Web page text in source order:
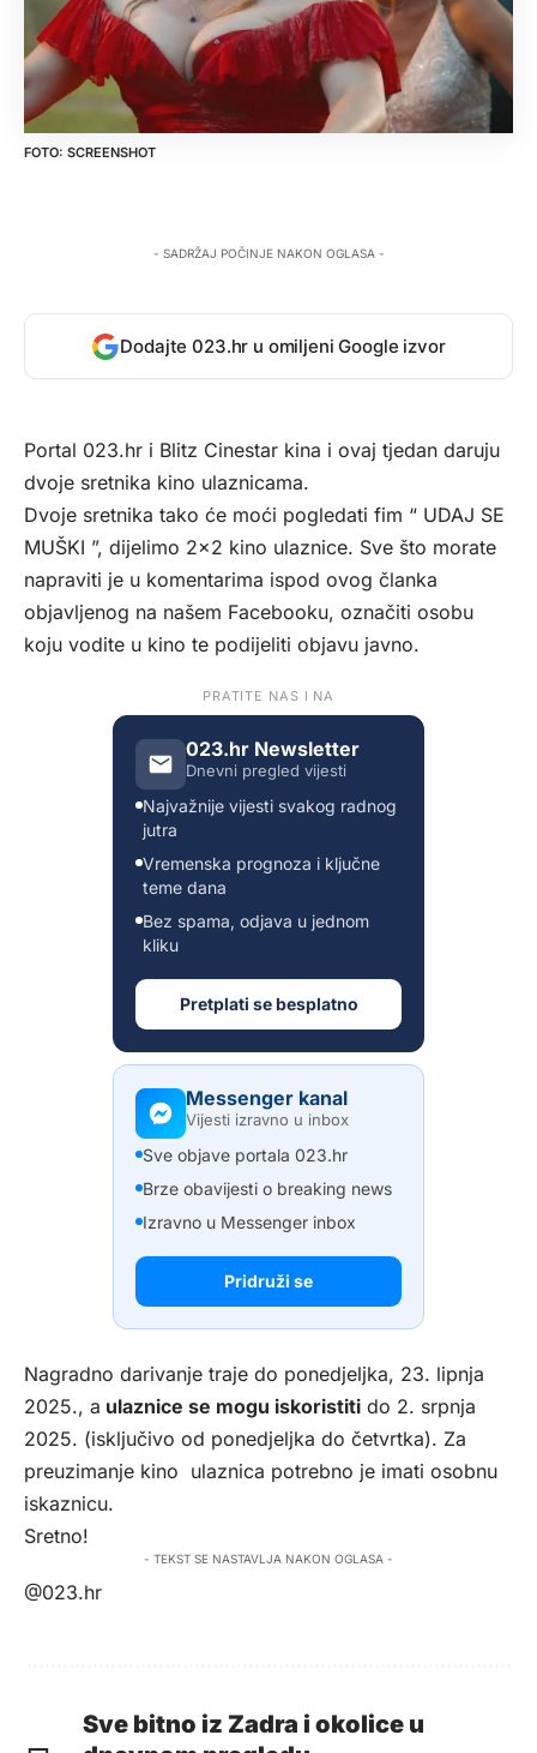
SCREENSHOT
- SADRŽAJ POČINJE NAKON OGLASA -
Dodajte 023.hr u omiljeni Google izvor
Portal 023.hr i Blitz Cinestar kina i ovaj tjedan daruju
dvoje sretnika kino ulaznicama.
Dvoje sretnika tako će moći pogledati fim “ UDAJ SE
MUŠKI ”, dijelimo 2×2 kino ulaznice. Sve što morate
napraviti je u komentarima ispod ovog članka
objavljenog na našem Facebooku, označiti osobu
koju vodite u kino te podijeliti objavu javno.
PRATITE NAS I NA
023.hr Newsletter
Dnevni pregled vijesti
Najvažnije vijesti svakog radnog
jutra
Vremenska prognoza i ključne
teme dana
Bez spama, odjava u jednom
kliku
Pretplati se besplatno
Messenger kanal
Vijesti izravno u inbox
Sve objave portala 023.hr
Brze obavijesti o breaking news
Izravno u Messenger inbox
Pridruži se
Nagradno darivanje traje do ponedjeljka, 23. lipnja
2025., a ulaznice se mogu iskoristiti do 2. srpnja
2025. (isključivo od ponedjeljka do četvrtka). Za
preuzimanje kino ulaznica potrebno je imati osobnu
iskaznicu.
Sretno!
- TEKST SE NASTAVLJA NAKON OGLASA -
@023.hr
Sve bitno iz Zadra i okolice u